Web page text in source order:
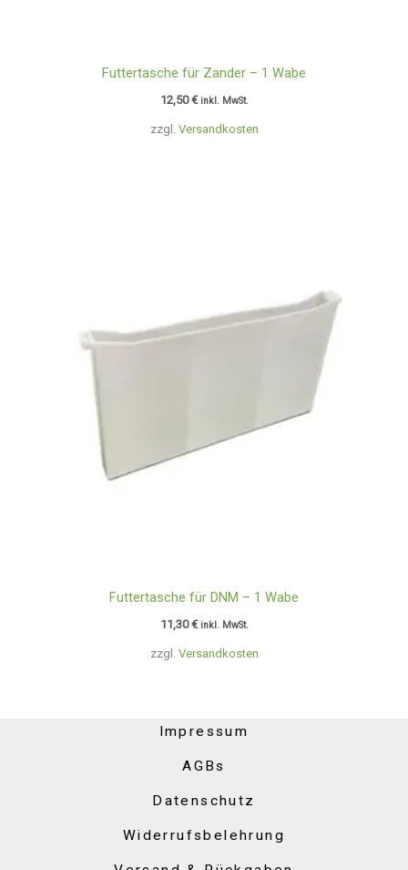
zzgl. Versandkosten
Futtertasche für Zander – 1 Wabe
12,50€ inkl. MwSt.
zzgl. Versandkosten
Futtertasche für DNM – 1 Wabe
11,30€ inkl. MwSt.
Impressum
AGBs
Datenschutz
Widerrufsbelehrung